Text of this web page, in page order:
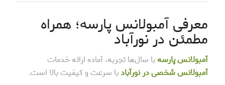
معرفی آمبولانس پارسه؛ همراه
مطمئن در نورآباد
آمبولانس پارسهبا سال‌ها تجربه، آماده ارائه خدمات
آمبولانس شخصی در نورآبادبا سرعت و کیفیت بالا است.